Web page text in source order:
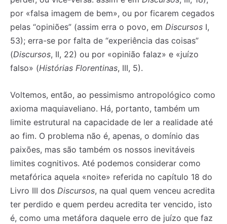
Registe-se na nossa lista de correio e receba mensalmente
Insira o seu endereço de email e clique para
subscrever:
Registe-se na nossa lista de correio e receba mensalmente
Insira o seu endereço de email e clique para
subscrever:
por «falsa imagem de bem», ou por ficarem cegados
pelas “opiniões” (assim erra o povo, em Discursos I,
53); erra-se por falta de “experiência das coisas”
(Discursos, II, 22) ou por «opinião falaz» e «juízo
falso» (Histórias Florentinas, III, 5).
Voltemos, então, ao pessimismo antropológico como
axioma maquiaveliano. Há, portanto, também um
limite estrutural na capacidade de ler a realidade até
ao fim. O problema não é, apenas, o domínio das
paixões, mas são também os nossos inevitáveis
limites cognitivos. Até podemos considerar como
metafórica aquela «noite» referida no capítulo 18 do
Livro III dos Discursos, na qual quem venceu acredita
ter perdido e quem perdeu acredita ter vencido, isto
é, como uma metáfora daquele erro de juízo que faz